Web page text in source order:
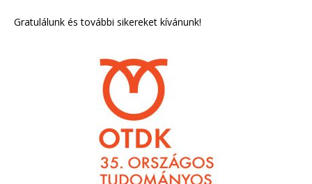
Gratulálunk és további sikereket kívánunk!